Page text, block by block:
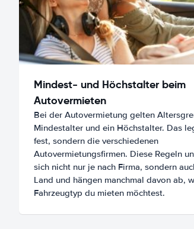
Mindest- und Höchstalter beim
Autovermieten
Bei der Autovermietung gelten
Mindestalter und ein Höchstalter. Das
fest, sondern die verschiedenen
Autovermietungsfirmen. Diese Regeln
sich nicht nur je nach Firma, sondern
Land und hängen manchmal davon ab,
Fahrzeugtyp du mieten möchtest.